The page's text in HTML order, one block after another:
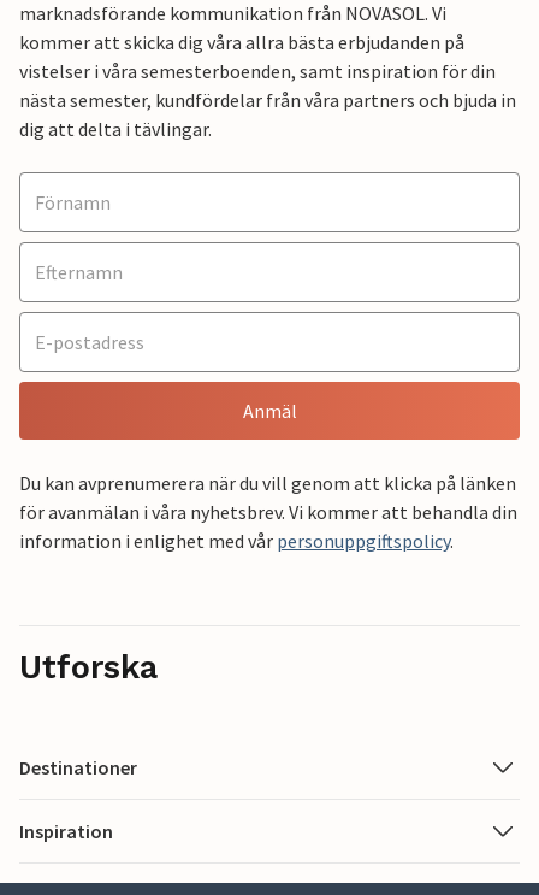
marknadsförande kommunikation från NOVASOL. Vi
kommer att skicka dig våra allra bästa erbjudanden på
vistelser i våra semesterboenden, samt inspiration för din
nästa semester, kundfördelar från våra partners och bjuda in
dig att delta i tävlingar.
Anmäl
Du kan avprenumerera när du vill genom att klicka på länken
för avanmälan i våra nyhetsbrev. Vi kommer att behandla din
information i enlighet med vår personuppgiftspolicy.
Utforska
Destinationer
Inspiration